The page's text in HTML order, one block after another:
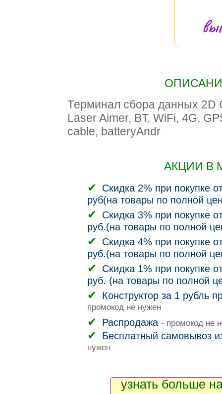
Терминал сбора данных 2D
Laser Aimer, BT, WiFi, 4G,
cable, batteryAndr
АКЦИИ В
Скидка 2% при покупке
руб(на товары по полной
Скидка 3% при покупке
руб.(на товары по полной
Скидка 4% при покупке
руб.(на товары по полной
Скидка 1% при покупке
руб. (на товары по полной
Конструктор за 1 рубль
промокод не нужен
Распродажа - промокод не
Бесплатный самовывоз
нужен
узнать больше